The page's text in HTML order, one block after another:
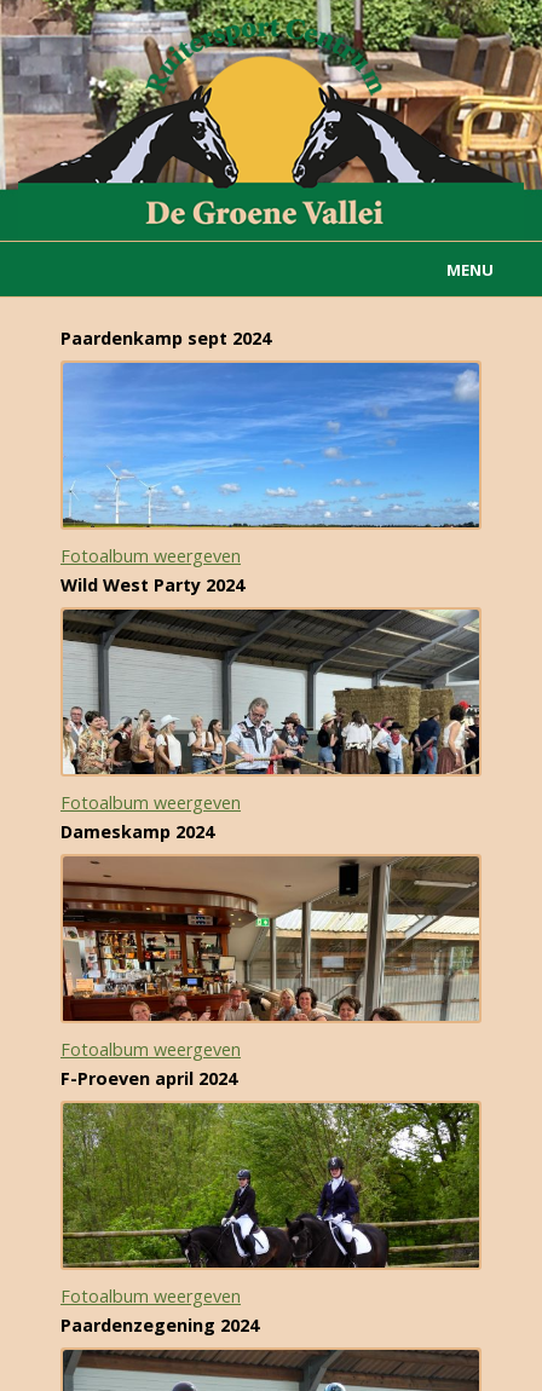
MENU
Rijvereniging
Foto Galerij
Contact
AANMELDEN
Paardenkamp sept 2024
Fotoalbum weergeven
Wild West Party 2024
Fotoalbum weergeven
Dameskamp 2024
Fotoalbum weergeven
F-Proeven april 2024
Fotoalbum weergeven
Paardenzegening 2024